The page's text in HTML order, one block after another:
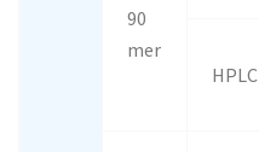
90
mer
HPLC